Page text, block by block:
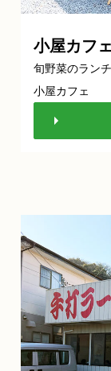
小屋カフ
旬野菜のラン
小屋カフェ